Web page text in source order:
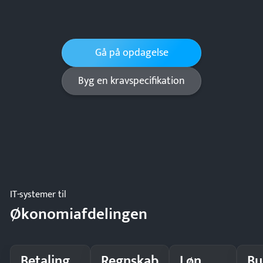
Gå på opdagelse
Byg en kravspecifikation
IT-systemer til
Økonomiafdelingen